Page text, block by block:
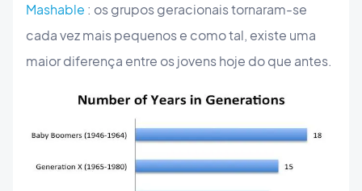
Mashable : os grupos geracionais tornaram-se
cada vez mais pequenos e como tal, existe uma
maior diferença entre os jovens hoje do que antes.